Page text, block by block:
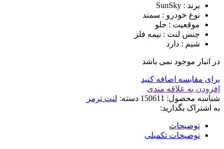
برند : SunSky
نوع خودرو : سمند
موقعیت : جلو
جنس لنت : نیمه فلز
شیم : دارد
در انبار موجود نمی باشد
برای مقایسه اضافه کنید
افزودن به علاقه مندی
شناسه محصول: 150611 دسته: لنت ترمز
به اشتراک بگذارید:
توضیحات
توضیحات تکمیلی